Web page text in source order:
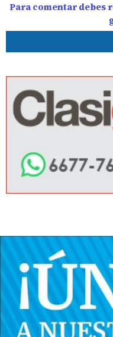
Para comentar debes